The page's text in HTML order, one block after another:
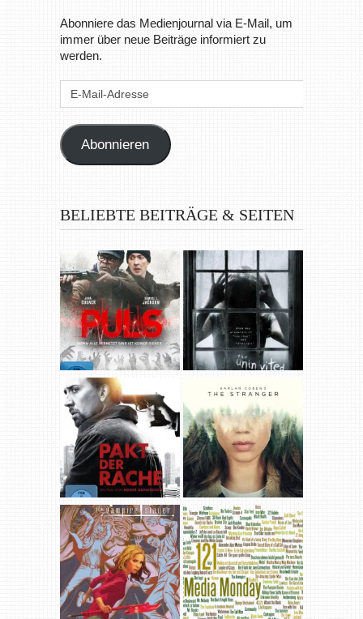
Abonniere das Medienjournal via E-Mail, um
immer über neue Beiträge informiert zu
werden.
Mail-
Abonnieren
BELIEBTE BEITRÄGE & SEITEN